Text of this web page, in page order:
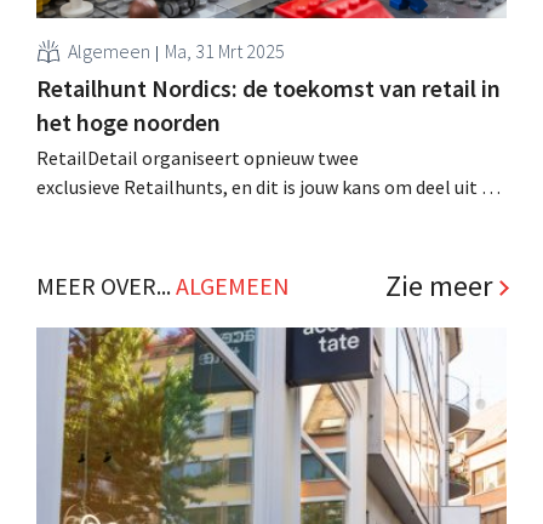
Algemeen Ma, 31 Mrt 2025
Retailhunt Nordics: de toekomst van retail in
het hoge noorden
RetailDetail organiseert opnieuw twee
exclusieve Retailhunts, en dit is jouw kans om deel uit te
retailiconen zoals Ikea, H&M en Lego. .
MEER OVER...ALGEMEEN Zie meer